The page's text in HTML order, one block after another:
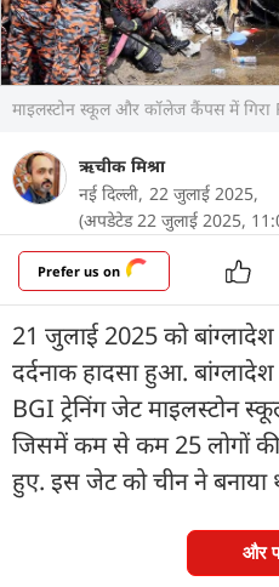
माइलस्टोन स्कूल और कॉलेज कैंपस में
ऋचीक मिश्रा
नई दिल्ली, 22 जुलाई 2025,
(अपडेटेड 22 जुलाई 2025,
Prefer us on
21 जुलाई 2025 को
दर्दनाक हादसा हुआ.
BGI ट्रेनिंग जेट माइलस्टोन
जिसमें कम से कम 25 लोगों
हुए. इस जेट को चीन ने बनाया
और